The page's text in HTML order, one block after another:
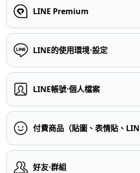
LINE Premium
LINE的使用環境⋅設定
LINE帳號⋅個人檔案
付費商品（貼圖、表情貼、
好友⋅群組